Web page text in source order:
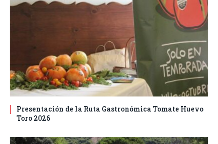
Presentación de la Ruta Gastronómica Tomate Huevo
Toro 2026